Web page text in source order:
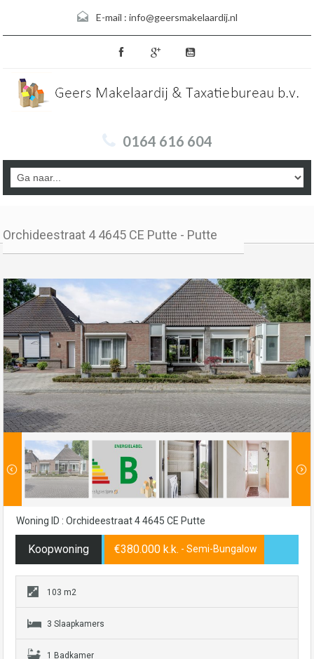
E-mail : info@geersmakelaardij.nl
0164 616 604
Orchideestraat 4 4645 CE Putte - Putte
Woning ID : Orchideestraat 4 4645 CE Putte
Koopwoning €380.000 k.k. - Semi-Bungalow
103 m2
3 Slaapkamers
1 Badkamer